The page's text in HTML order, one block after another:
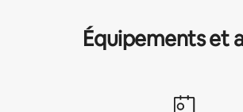
Équipements et